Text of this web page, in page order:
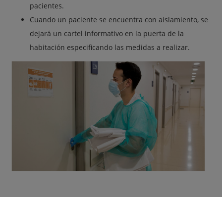
pacientes.
Cuando un paciente se encuentra con aislamiento, se
dejará un cartel informativo en la puerta de la
habitación especificando las medidas a realizar.